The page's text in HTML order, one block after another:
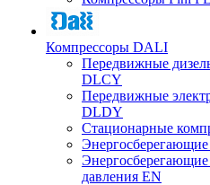
Компрессоры DALI
Передвижные
DLCY
Передвижные
DLDY
Стационарные
давления EN